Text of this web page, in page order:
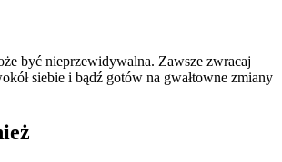
być nieprzewidywalna. Zawsze zwracaj
siebie i bądź gotów na gwałtowne zmiany